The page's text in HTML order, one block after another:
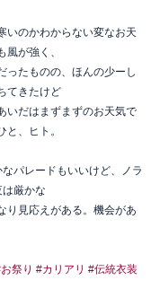
のかわからない変なお天
が強く、
たものの、ほんの少ーし
てきたけど
いだはまずまずのお天気で
、ヒト。
パレードもいいけど、ノラ
厳かな
見応えがある。機会があ
祭り #カリアリ #伝統衣装